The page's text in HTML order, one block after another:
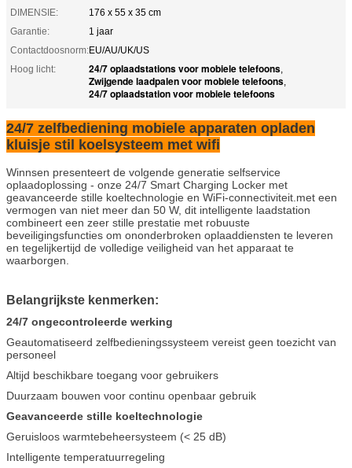
Laat een bericht achter
We bellen je snel terug!
DIMENSIE:
176 x 55 x 35 cm
Garantie:
1 jaar
Contactdoosnorm:EU/AU/UK/US
Hoog licht:
24/7 oplaadstations voor mobiele telefoons,
Zwijgende laadpalen voor mobiele telefoons,
24/7 oplaadstation voor mobiele telefoons
24/7 zelfbediening mobiele apparaten opladen
kluisje stil koelsysteem met wifi
Winnsen presenteert de volgende generatie selfservice
oplaadoplossing - onze 24/7 Smart Charging Locker met
geavanceerde stille koeltechnologie en WiFi-connectiviteit.met een
vermogen van niet meer dan 50 W, dit intelligente laadstation
combineert een zeer stille prestatie met robuuste
beveiligingsfuncties om ononderbroken oplaaddiensten te leveren
en tegelijkertijd de volledige veiligheid van het apparaat te
waarborgen.
Belangrijkste kenmerken:
24/7 ongecontroleerde werking
Geautomatiseerd zelfbedieningssysteem vereist geen toezicht van
personeel
Altijd beschikbare toegang voor gebruikers
Duurzaam bouwen voor continu openbaar gebruik
Geavanceerde stille koeltechnologie
Geruisloos warmtebeheersysteem (< 25 dB)
Intelligente temperatuurregeling